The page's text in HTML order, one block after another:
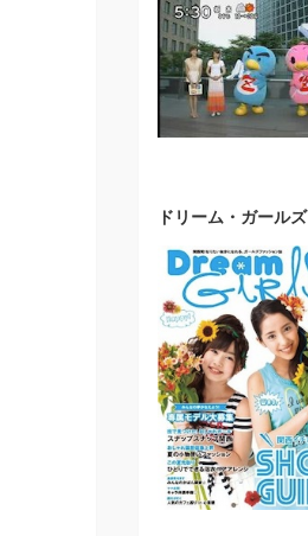
ドリーム・ガールズ